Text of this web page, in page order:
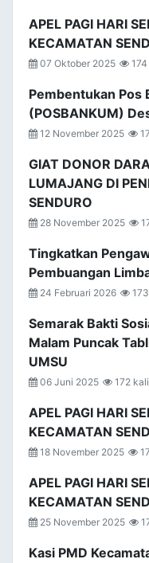
APEL PAGI HARI
KECAMATAN
07 Oktober 2025
Pembentukan Pos
(POSBANKUM)
12 November 2025
GIAT DONOR
LUMAJANG DI
SENDURO
28 November 2025
Tingkatkan
Pembuangan
24 Februari 2026
Semarak Bakti
Malam Puncak
UMSU
06 Juni 2025 172 kali
APEL PAGI HARI
KECAMATAN
18 November 2025
APEL PAGI HARI
KECAMATAN
25 November 2025
Kasi PMD